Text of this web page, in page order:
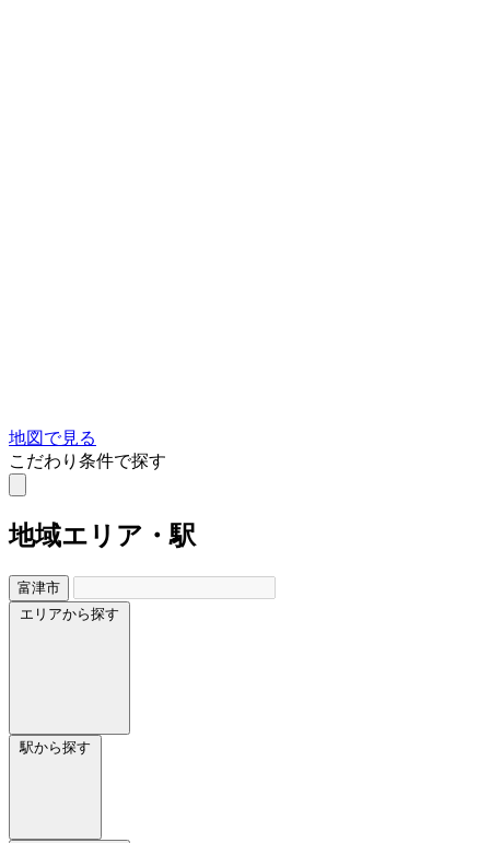
地図で見る
こだわり条件で探す
地域エリア・駅
富津市
エリアから探す
駅から探す